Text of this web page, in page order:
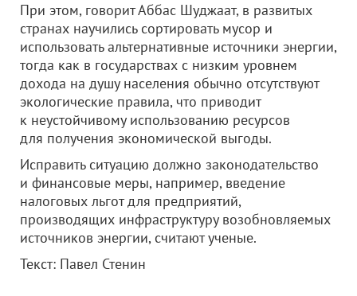
При этом, говорит Аббас Шуджаат, в развитых
странах научились сортировать мусор и
использовать альтернативные источники энергии,
тогда как в государствах с низким уровнем
дохода на душу населения обычно отсутствуют
экологические правила, что приводит
к неустойчивому использованию ресурсов
для получения экономической выгоды.
Исправить ситуацию должно законодательство
и финансовые меры, например, введение
налоговых льгот для предприятий,
производящих инфраструктуру возобновляемых
источников энергии, считают ученые.
Текст: Павел Стенин